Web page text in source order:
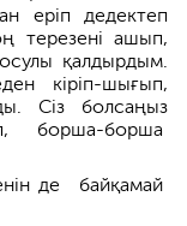
еріп дедектеп
терезені ашып,
қалдырдым.
кіріп-шығып,
Сіз болсаңыз
борша-бор­ша
де байқамай